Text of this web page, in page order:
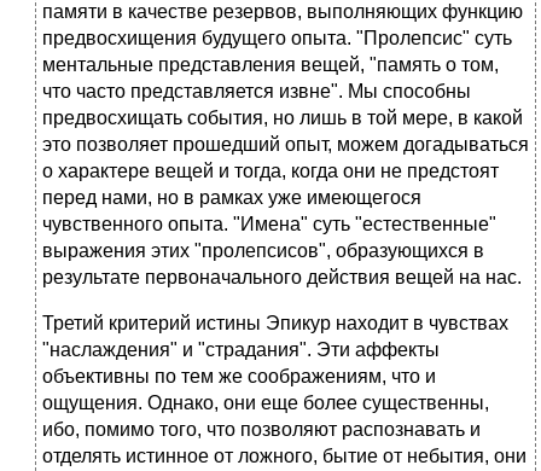
памяти в качестве резервов, выполняющих функцию
предвосхищения будущего опыта. "Пролепсис" суть
ментальные представления вещей, "память о том,
что часто представляется извне". Мы способны
предвосхищать события, но лишь в той мере, в какой
это позволяет прошедший опыт, можем догадываться
о характере вещей и тогда, когда они не предстоят
перед нами, но в рамках уже имеющегося
чувственного опыта. "Имена" суть "естественные"
выражения этих "пролепсисов", образующихся в
результате первоначального действия вещей на нас.
Третий критерий истины Эпикур находит в чувствах
"наслаждения" и "страдания". Эти аффекты
объективны по тем же соображениям, что и
ощущения. Однако, они еще более существенны,
ибо, помимо того, что позволяют распознавать и
отделять истинное от ложного, бытие от небытия, они